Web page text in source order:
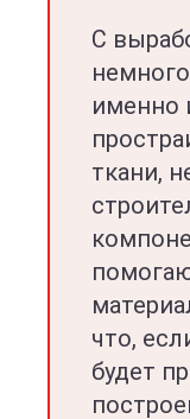
С
именно
ткани,
что,
будет